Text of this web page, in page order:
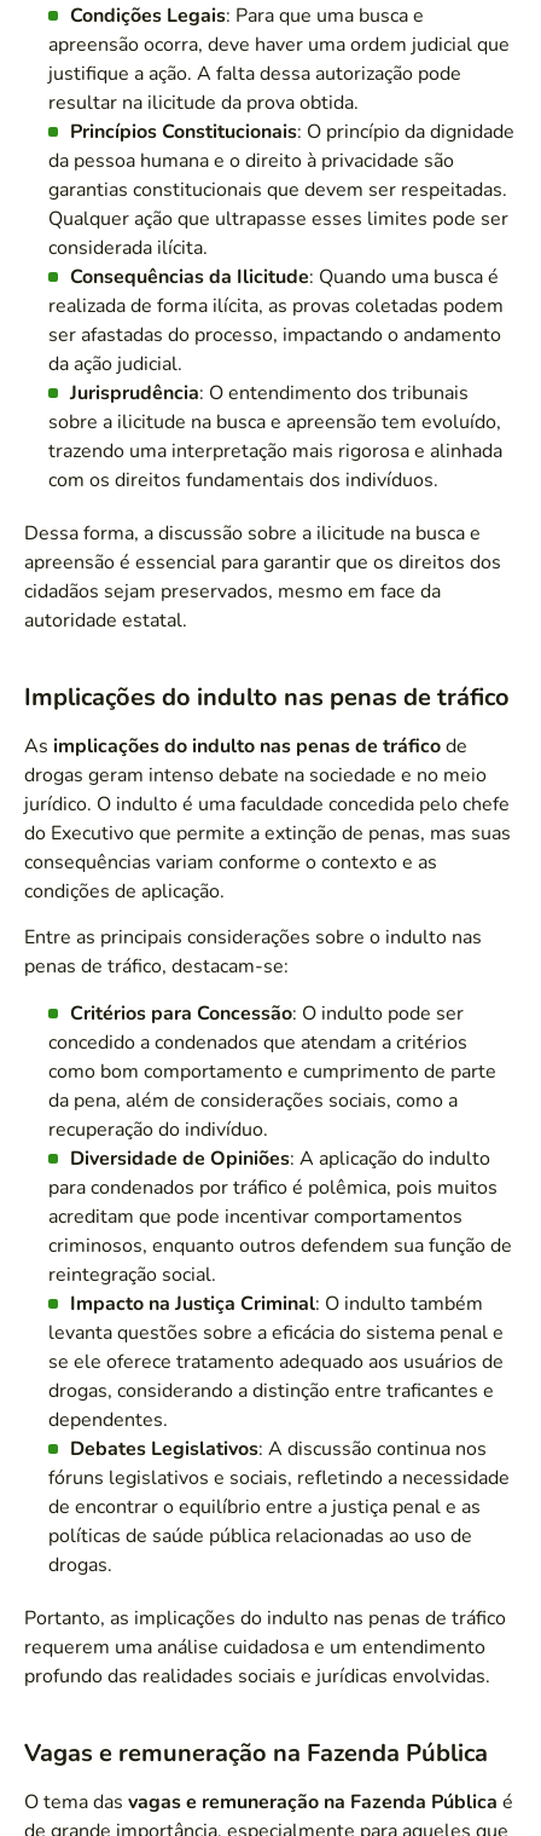
Condições Legais: Para que uma busca e
apreensão ocorra, deve haver uma ordem judicial que
justifique a ação. A falta dessa autorização pode
resultar na ilicitude da prova obtida.
Princípios Constitucionais: O princípio da dignidade
da pessoa humana e o direito à privacidade são
garantias constitucionais que devem ser respeitadas.
Qualquer ação que ultrapasse esses limites pode ser
considerada ilícita.
Consequências da Ilicitude: Quando uma busca é
realizada de forma ilícita, as provas coletadas podem
ser afastadas do processo, impactando o andamento
da ação judicial.
Jurisprudência: O entendimento dos tribunais
sobre a ilicitude na busca e apreensão tem evoluído,
trazendo uma interpretação mais rigorosa e alinhada
com os direitos fundamentais dos indivíduos.
Dessa forma, a discussão sobre a ilicitude na busca e
apreensão é essencial para garantir que os direitos dos
cidadãos sejam preservados, mesmo em face da
autoridade estatal.
Implicações do indulto nas penas de tráfico
As implicações do indulto nas penas de tráficode
drogas geram intenso debate na sociedade e no meio
jurídico. O indulto é uma faculdade concedida pelo chefe
do Executivo que permite a extinção de penas, mas suas
consequências variam conforme o contexto e as
condições de aplicação.
Entre as principais considerações sobre o indulto nas
penas de tráfico, destacam-se:
Critérios para Concessão: O indulto pode ser
concedido a condenados que atendam a critérios
como bom comportamento e cumprimento de parte
da pena, além de considerações sociais, como a
recuperação do indivíduo.
Diversidade de Opiniões: A aplicação do indulto
para condenados por tráfico é polêmica, pois muitos
acreditam que pode incentivar comportamentos
criminosos, enquanto outros defendem sua função de
reintegração social.
Impacto na Justiça Criminal: O indulto também
levanta questões sobre a eficácia do sistema penal e
se ele oferece tratamento adequado aos usuários de
drogas, considerando a distinção entre traficantes e
dependentes.
Debates Legislativos: A discussão continua nos
fóruns legislativos e sociais, refletindo a necessidade
de encontrar o equilíbrio entre a justiça penal e as
políticas de saúde pública relacionadas ao uso de
drogas.
Portanto, as implicações do indulto nas penas de tráfico
requerem uma análise cuidadosa e um entendimento
profundo das realidades sociais e jurídicas envolvidas.
Vagas e remuneração na Fazenda Pública
O tema das vagas e remuneração na Fazenda Pública é
de grande importância, especialmente para aqueles que